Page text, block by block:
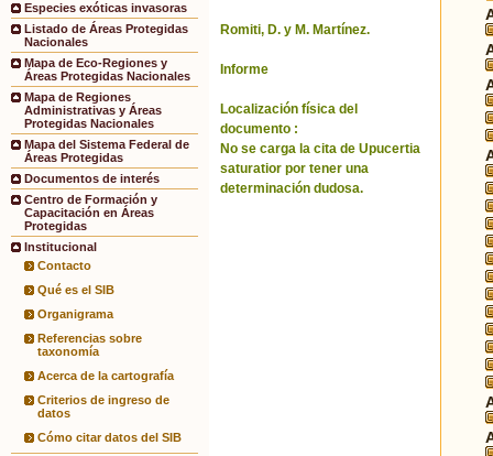
Especies exóticas invasoras
Listado de Áreas Protegidas
Nacionales
Mapa de Eco-Regiones y
Áreas Protegidas Nacionales
Mapa de Regiones
Administrativas y Áreas
Protegidas Nacionales
Mapa del Sistema Federal de
Áreas Protegidas
Documentos de interés
Centro de Formación y
Capacitación en Áreas
Protegidas
Institucional
Contacto
Qué es el SIB
Organigrama
Referencias sobre
taxonomía
Acerca de la cartografía
Criterios de ingreso de
datos
Cómo citar datos del SIB
Romiti, D. y M. Martínez.
Informe
Localización física del
documento :
No se carga la cita de Upucertia
saturatior por tener una
determinación dudosa.